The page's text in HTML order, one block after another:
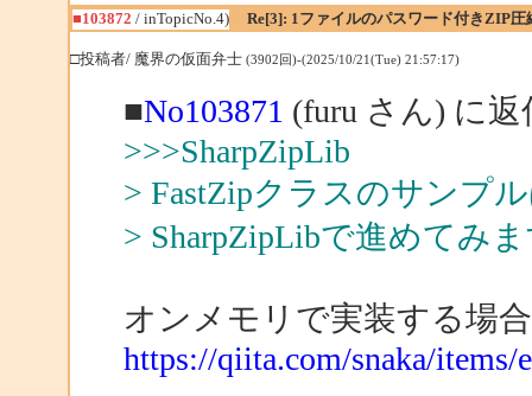
■103872 / inTopicNo.4) Re[3]: 1ファイルのパスワード付きZIP圧
□投稿者/ 魔界の仮面弁士 (3902回)-(2025/10/21(Tue) 21:57:17)
■No103871 (furu さん) に返
>>>SharpZipLib
> FastZipクラスのサンプ
> SharpZipLibで進めてみ
オンメモリで実装する場
https://qiita.com/snaka/items/